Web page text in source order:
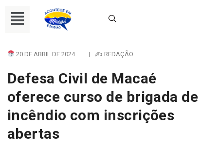
20 DE ABRIL DE 2024 | ✍ REDAÇÃO
Defesa Civil de Macaé
oferece curso de brigada de
incêndio com inscrições
abertas